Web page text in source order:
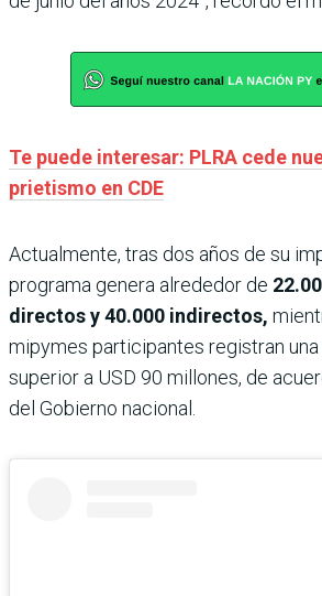
Te puede interesar: PLRA cede
prietismo en CDE
Actualmente, tras dos años de su
programa genera alrededor de
directos y 40.000 indirectos,
mipymes participantes registran
superior a USD 90 millones, de
del Gobierno nacional.